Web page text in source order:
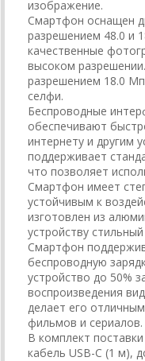
изображение.
Смартфон оснащен
разрешением 48.0 и
качественные
высоком
разрешением 18.0
селфи.
Беспроводные
обеспечивают
интернету и другим
поддерживает
что позволяет
Смартфон имеет
устойчивым к
изготовлен из
устройству
Смартфон
беспроводную
устройство до 50%
воспроизведения
делает его
фильмов и сериалов.
В комплект
кабель USB-C (1 м),